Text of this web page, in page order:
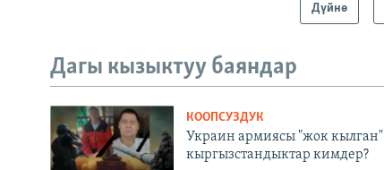
Дүйнө
Дагы кызыктуу баяндар
КООПСУЗДУК
Украин армиясы "жок кылган"
кыргызстандыктар кимдер?